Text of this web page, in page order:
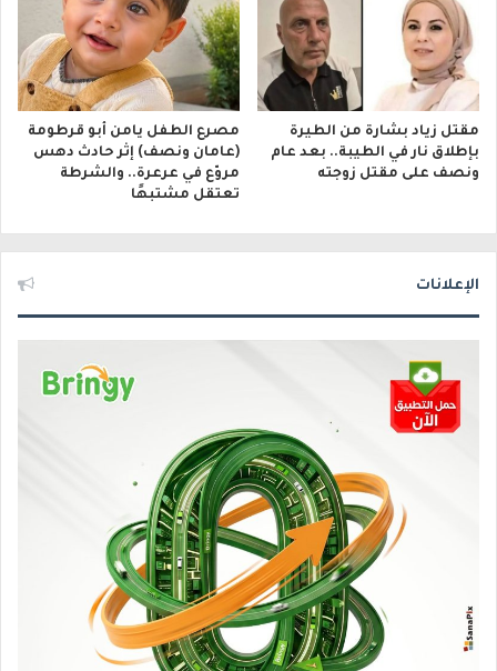
مقتل زياد بشارة من الطيرة
بإطلاق نار في الطيبة.. بعد عام
ونصف على مقتل زوجته
مصرع الطفل يامن أبو قرطومة
(عامان ونصف) إثر حادث دهس
مروّع في عرعرة.. والشرطة
تعتقل مشتبهًا
الإعلانات